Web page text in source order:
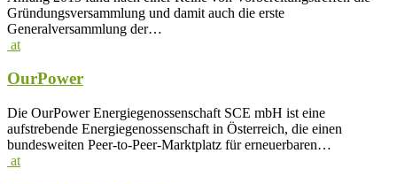
Gründungsversammlung und damit auch die erste
Generalversammlung der…
at
OurPower
Die OurPower Energiegenossenschaft SCE mbH ist eine
aufstrebende Energiegenossenschaft in Österreich, die einen
bundesweiten Peer-to-Peer-Marktplatz für erneuerbaren…
at